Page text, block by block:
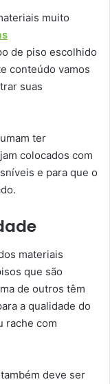
muito
de piso escolhido
conteúdo vamos
suas
ter
colocados com
e para que o
materiais
que são
de outros têm
a qualidade do
rache com
deve ser